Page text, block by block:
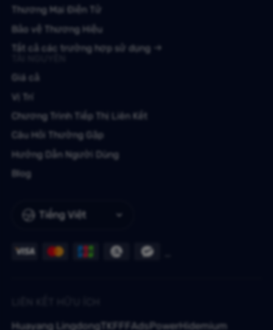
Tiếng Việt
Thương Mại Điện Tử
Bảo vệ Thương Hiệu
Tất cả các trường hợp sử dụng
Giá cả
Vị Trí
Chương Trình Tiếp Thị Liên Kết
Câu Hỏi Thường Gặp
Hướng Dẫn Người Dùng
Blog
Huayang Lingdong TKFFF AdsPowerHidemium